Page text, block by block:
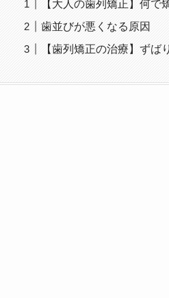
【大人の歯列矯正】何
歯並びが悪くなる原因
【歯列矯正の治療】ずば